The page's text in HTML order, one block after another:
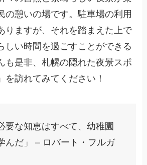
の憩いの場です。駐車場の利用
りますが、それを踏まえた上で
しい時間を過ごすことができる
も是非、札幌の隠れた夜景スポ
を訪れてみてください！
要な知恵はすべて、幼稚園
んだ」 – ロバート・フルガ